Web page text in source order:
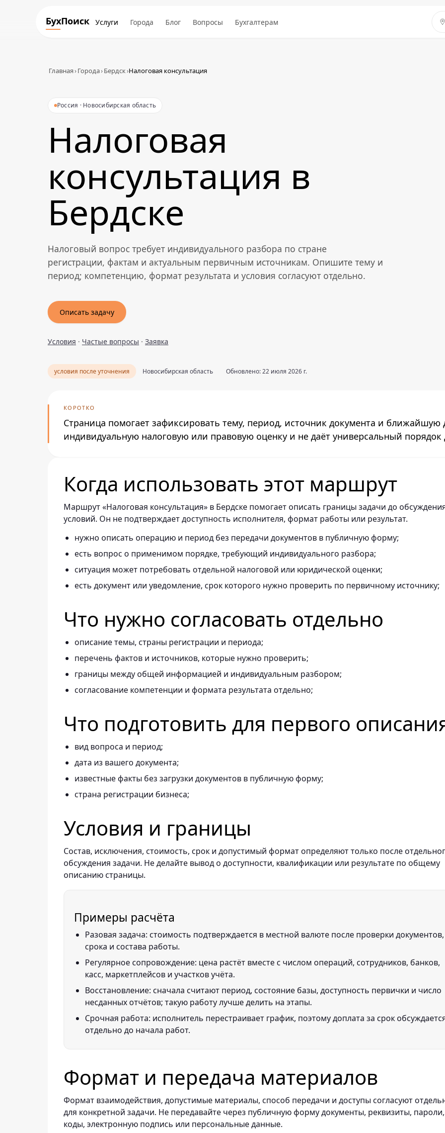
БухПоиск Услуги Города Блог Вопросы Бухгалтерам
Главная›Города›Бердск›Налоговая консультация
Россия · Новосибирская область
Налоговая
консультация в
Бердске
Налоговый вопрос требует индивидуального разбора по стране
регистрации, фактам и актуальным первичным источникам. Опишите тему и
период; компетенцию, формат результата и условия согласуют отдельно.
Описать задачу
Условия · Частые вопросы · Заявка
условия после уточнения Новосибирская область Обновлено: 22 июля 2026 г.
КОРОТКО
Страница помогает зафиксировать тему, период, источник документа и ближайшую
индивидуальную налоговую или правовую оценку и не даёт универсальный порядок
Когда использовать этот маршрут
Маршрут «Налоговая консультация» в Бердске помогает описать границы задачи до
условий. Он не подтверждает доступность исполнителя, формат работы или результат.
нужно описать операцию и период без передачи документов в публичную форму;
есть вопрос о применимом порядке, требующий индивидуального разбора;
ситуация может потребовать отдельной налоговой или юридической оценки;
есть документ или уведомление, срок которого нужно проверить по первичному источнику;
Что нужно согласовать отдельно
описание темы, страны регистрации и периода;
перечень фактов и источников, которые нужно проверить;
границы между общей информацией и индивидуальным разбором;
согласование компетенции и формата результата отдельно;
Что подготовить для первого
вид вопроса и период;
дата из вашего документа;
известные факты без загрузки документов в публичную форму;
страна регистрации бизнеса;
Условия и границы
Состав, исключения, стоимость, срок и допустимый формат определяют только после
обсуждения задачи. Не делайте вывод о доступности, квалификации или результате по общему
описанию страницы.
Примеры расчёта
Разовая задача: стоимость подтверждается в местной валюте после проверки документов,
срока и состава работы.
Регулярное сопровождение: цена растёт вместе с числом операций, сотрудников, банков,
касс, маркетплейсов и участков учёта.
Восстановление: сначала считают период, состояние базы, доступность первички и число
несданных отчётов; такую работу лучше делить на этапы.
Срочная работа: исполнитель перестраивает график, поэтому доплата за срок
отдельно до начала работ.
Формат и передача материалов
Формат взаимодействия, допустимые материалы, способ передачи и доступы согласуют
для конкретной задачи. Не передавайте через публичную форму документы, реквизиты, пароли,
коды, электронную подпись или персональные данные.